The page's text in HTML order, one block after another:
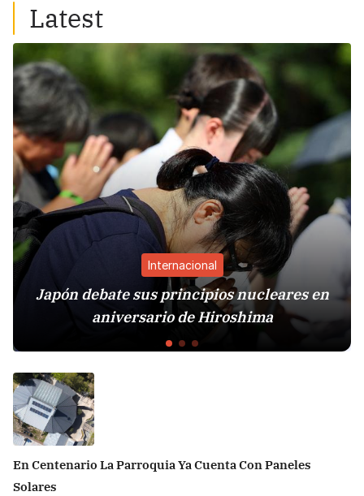
Latest
Internacional
Japón debate sus principios nucleares en
aniversario de Hiroshima
En Centenario La Parroquia Ya Cuenta Con Paneles
Solares